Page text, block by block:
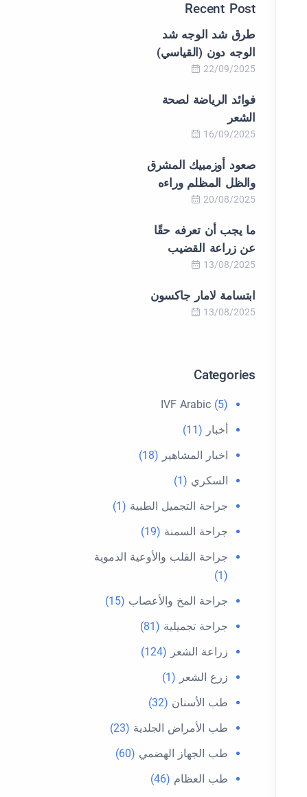
Recent Post
طرق شد الوجه شد
الوجه دون (القياسي)
22/09/2025
فوائد الرياضة لصحة
الشعر
16/09/2025
صعود أوزمبيك المشرق
والظل المظلم وراءه
20/08/2025
ما يجب أن تعرفه حقًا
عن زراعة القضيب
13/08/2025
ابتسامة لامار جاكسون
13/08/2025
Categories
IVF Arabic (5)
أخبار (11)
اخبار المشاهير (18)
السكري (1)
جراحة التجميل الطبية (1)
جراحة السمنة (19)
جراحة القلب والأوعية الدموية
(1)
جراحة المخ والأعصاب (15)
جراحة تجميلية (81)
زراعة الشعر (124)
زرع الشعر (1)
طب الأسنان (32)
طب الأمراض الجلدية (23)
طب الجهاز الهضمي (60)
طب العظام (46)